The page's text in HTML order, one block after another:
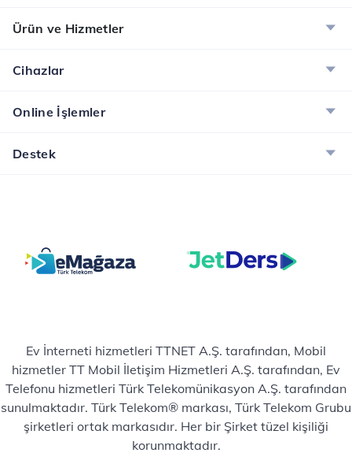
Ürün ve Hizmetler
Cihazlar
Online İşlemler
Destek
Ev İnterneti hizmetleri TTNET A.Ş. tarafından, Mobil
hizmetler TT Mobil İletişim Hizmetleri A.Ş. tarafından, Ev
Telefonu hizmetleri Türk Telekomünikasyon A.Ş. tarafından
sunulmaktadır. Türk Telekom® markası, Türk Telekom Grubu
şirketleri ortak markasıdır. Her bir Şirket tüzel kişiliği
korunmaktadır.